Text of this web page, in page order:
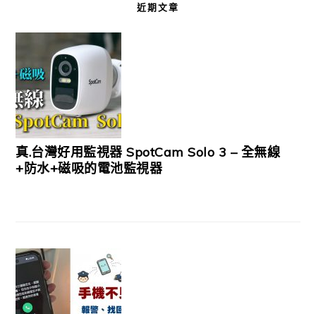
近期文章
真.台灣好用監視器 SpotCam Solo 3 – 全無線
+防水+磁吸的電池監視器